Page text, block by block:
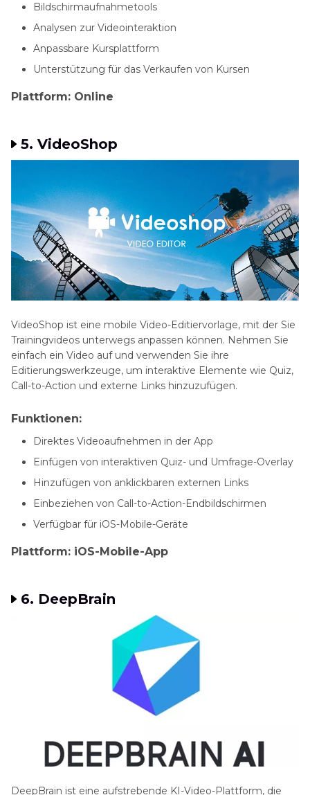
Bildschirmaufnahmetools
Analysen zur Videointeraktion
Anpassbare Kursplattform
Unterstützung für das Verkaufen von Kursen
Plattform: Online
5. VideoShop
VideoShop ist eine mobile Video-Editiervorlage, mit der Sie
Trainingvideos unterwegs anpassen können. Nehmen Sie
einfach ein Video auf und verwenden Sie ihre
Editierungswerkzeuge, um interaktive Elemente wie Quiz,
Call-to-Action und externe Links hinzuzufügen.
Funktionen:
Direktes Videoaufnehmen in der App
Einfügen von interaktiven Quiz- und Umfrage-Overlay
Hinzufügen von anklickbaren externen Links
Einbeziehen von Call-to-Action-Endbildschirmen
Verfügbar für iOS-Mobile-Geräte
Plattform: iOS-Mobile-App
6. DeepBrain
DeepBrain ist eine aufstrebende KI-Video-Plattform, die